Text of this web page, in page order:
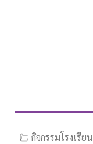
กิจกรรมโรงเรียน